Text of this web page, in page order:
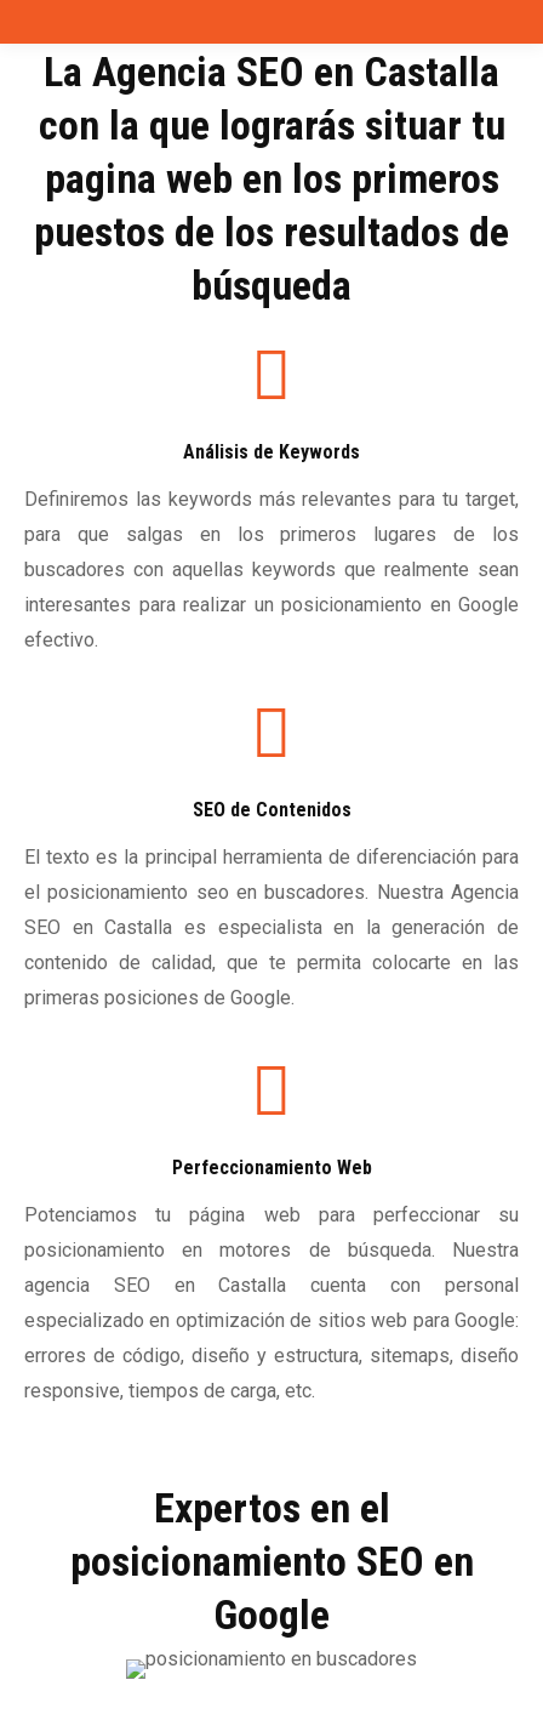
La Agencia SEO en Castalla
con la que lograrás situar tu
pagina web en los primeros
puestos de los resultados de
búsqueda
Análisis de Keywords
Definiremos las keywords más relevantes para tu target,
para que salgas en los primeros lugares de los
buscadores con aquellas keywords que realmente sean
interesantes para realizar un posicionamiento en Google
efectivo.
SEO de Contenidos
El texto es la principal herramienta de diferenciación para
el posicionamiento seo en buscadores. Nuestra Agencia
SEO en Castalla es especialista en la generación de
contenido de calidad, que te permita colocarte en las
primeras posiciones de Google.
Perfeccionamiento Web
Potenciamos tu página web para perfeccionar su
posicionamiento en motores de búsqueda. Nuestra
agencia SEO en Castalla cuenta con personal
especializado en optimización de sitios web para Google:
errores de código, diseño y estructura, sitemaps, diseño
responsive, tiempos de carga, etc.
Expertos en el
posicionamiento SEO en
Google